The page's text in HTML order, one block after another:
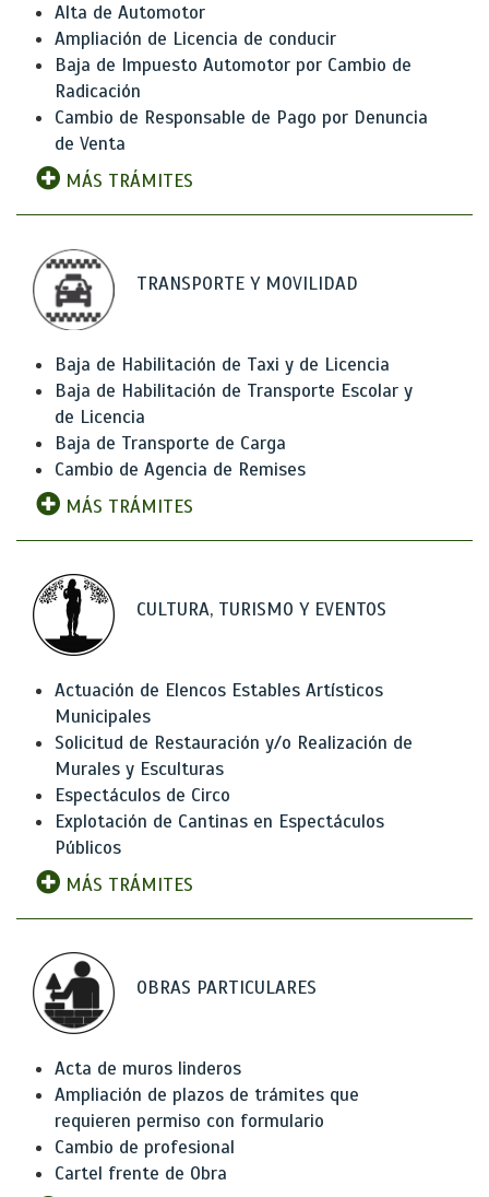
Alta de Automotor
Ampliación de Licencia de conducir
Baja de Impuesto Automotor por Cambio de
Radicación
Cambio de Responsable de Pago por Denuncia
de Venta
MÁS TRÁMITES
TRANSPORTE Y MOVILIDAD
Baja de Habilitación de Taxi y de Licencia
Baja de Habilitación de Transporte Escolar y
de Licencia
Baja de Transporte de Carga
Cambio de Agencia de Remises
MÁS TRÁMITES
CULTURA, TURISMO Y EVENTOS
Actuación de Elencos Estables Artísticos
Municipales
Solicitud de Restauración y/o Realización de
Murales y Esculturas
Espectáculos de Circo
Explotación de Cantinas en Espectáculos
Públicos
MÁS TRÁMITES
OBRAS PARTICULARES
Acta de muros linderos
Ampliación de plazos de trámites que
requieren permiso con formulario
Cambio de profesional
Cartel frente de Obra